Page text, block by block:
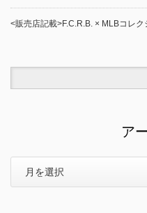
<販売店記載>F.C.R.B. × MLBコレ
ア